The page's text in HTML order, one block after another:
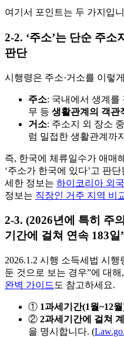
여기서 포인트는 두 가지입
2-2. ‘주소’는 단순 주
판단
시행령은 주소·거소를 이렇
주소: 국내에서 생계를
무 등 생활관계의 객관
거소: 주소지 외 장소
럼 밀접한 생활관계까
즉, 한국에 체류일수가 애매
‘주소가 한국에 있다’고 판
세한 정보는 하이코리아 외
정보는 직장인 거주 지역 비
2-3. (2026년에 특히 주
기간에 걸쳐 연속 183일
2026.1.2 시행 소득세법 시
둔 것으로 보는 경우”에 대
완벽 가이드 도 참고하세요.
① 1과세기간(1월~12
② 2과세기간에 걸쳐
을 명시합니다. (